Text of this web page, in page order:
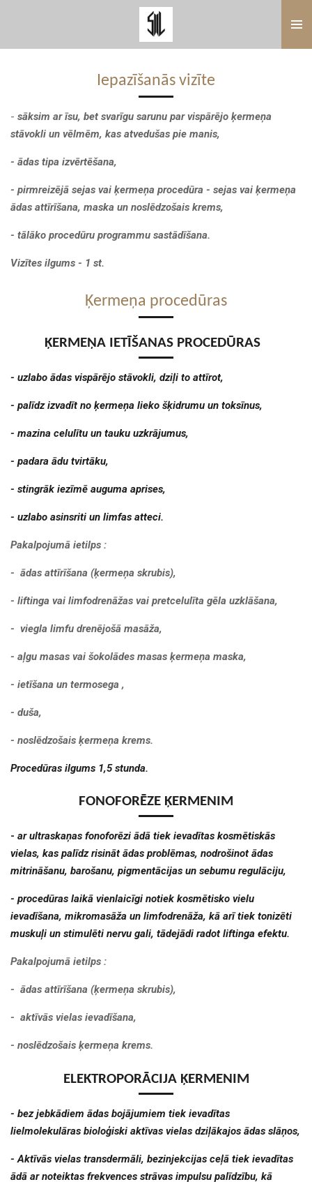
main
Iepazīšanās vizīte
- sāksim ar īsu, bet svarīgu sarunu par vispārējo ķermeņa
stāvokli un vēlmēm, kas atvedušas pie manis,
- ādas tipa izvērtēšana,
- pirmreizējā sejas vai ķermeņa procedūra - sejas vai ķermeņa
ādas attīrīšana, maska un noslēdzošais krems,
- tālāko procedūru programmu sastādīšana.
Vizītes ilgums - 1 st.
Ķermeņa procedūras
ĶERMEŅA IETĪŠANAS PROCEDŪRAS
- uzlabo ādas vispārējo stāvokli, dziļi to attīrot,
- palīdz izvadīt no ķermeņa lieko šķidrumu un toksīnus,
- mazina celulītu un tauku uzkrājumus,
- padara ādu tvirtāku,
- stingrāk iezīmē auguma aprises,
- uzlabo asinsriti un limfas atteci.
Pakalpojumā ietilps :
- ādas attīrīšana (ķermeņa skrubis),
- liftinga vai limfodrenāžas vai pretcelulīta gēla uzklāšana,
- viegla limfu drenējošā masāža,
- aļgu masas vai šokolādes masas ķermeņa maska,
- ietīšana un termosega ,
- duša,
- noslēdzošais ķermeņa krems.
Procedūras ilgums 1,5 stunda.
FONOFORĒZE ĶERMENIM
- ar ultraskaņas fonoforēzi ādā tiek ievadītas kosmētiskās
vielas, kas palīdz risināt ādas problēmas, nodrošinot ādas
mitrināšanu, barošanu, pigmentācijas un sebumu regulāciju,
- procedūras laikā vienlaicīgi notiek kosmētisko vielu
ievadīšana, mikromasāža un limfodrenāža, kā arī tiek tonizēti
muskuļi un stimulēti nervu gali, tādejādi radot liftinga efektu.
Pakalpojumā ietilps :
- ādas attīrīšana (ķermeņa skrubis),
- aktīvās vielas ievadīšana,
- noslēdzošais ķermeņa krems.
ELEKTROPORĀCIJA ĶERMENIM
- bez jebkādiem ādas bojājumiem tiek ievadītas
lielmolekulāras bioloģiski aktīvas vielas dziļākajos ādas slāņos,
- Aktīvās vielas transdermāli, bezinjekcijas ceļā tiek ievadītas
ādā ar noteiktas frekvences strāvas impulsu palīdzību, kā